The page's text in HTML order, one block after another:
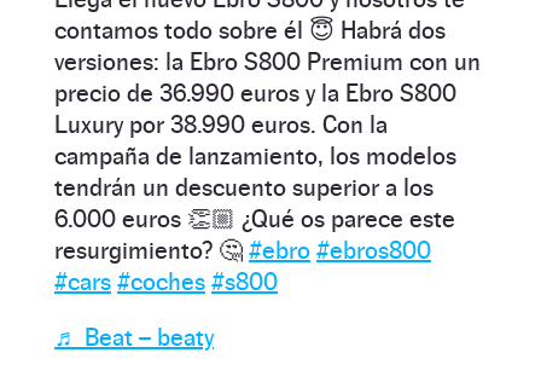
contamos todo sobre él 😇 Habrá dos
versiones: la Ebro S800 Premium con un
precio de 36.990 euros y la Ebro S800
Luxury por 38.990 euros. Con la
campaña de lanzamiento, los modelos
tendrán un descuento superior a los
6.000 euros 👏🏼 ¿Qué os parece este
resurgimiento? 🤔 #ebro #ebros800
#cars #coches #s800
♬ Beat – beaty